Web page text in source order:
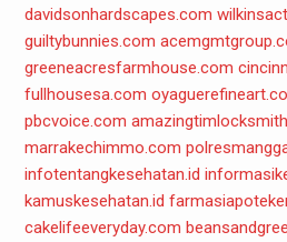
davidsonhardscapes.com
guiltybunnies.com
greeneacresfarmhouse.com
fullhousesa.com
pbcvoice.com
marrakechimmo.com
infotentangkesehatan.id
kamuskesehatan.id
cakelifeeveryday.com